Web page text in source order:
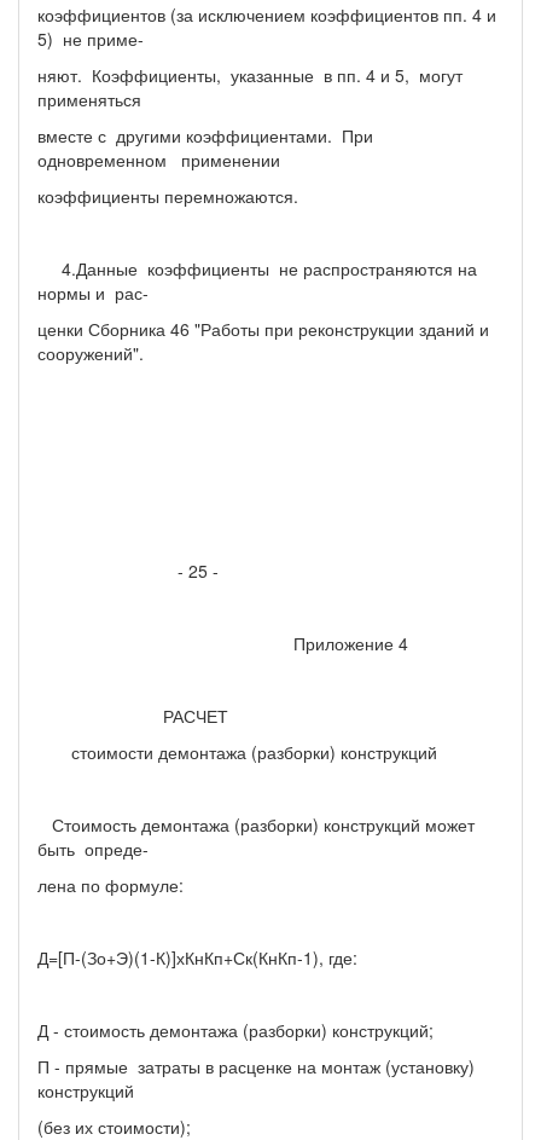
коэффициентов (за исключением коэффициентов пп. 4 и
5) не приме-
няют. Коэффициенты, указанные в пп. 4 и 5, могут
применяться
вместе с другими коэффициентами. При
одновременном применении
коэффициенты перемножаются.
4.Данные коэффициенты не распространяются на
нормы и рас-
ценки Сборника 46 "Работы при реконструкции зданий и
сооружений".
- 25 -
Приложение 4
РАСЧЕТ
стоимости демонтажа (разборки) конструкций
Стоимость демонтажа (разборки) конструкций может
быть опреде-
лена по формуле:
Д=[П-(Зо+Э)(1-К)]хКнКп+Ск(КнКп-1), где:
Д - стоимость демонтажа (разборки) конструкций;
П - прямые затраты в расценке на монтаж (установку)
конструкций
(без их стоимости);